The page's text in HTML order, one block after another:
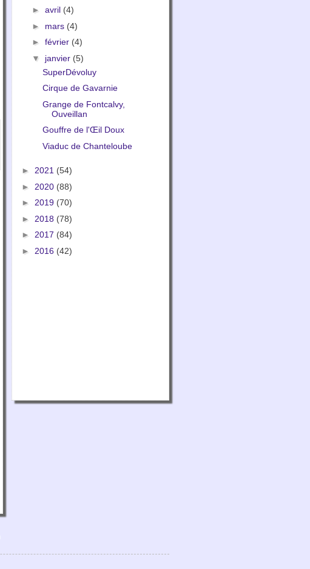
► avril (4)
► mars (4)
► février (4)
▼ janvier (5)
SuperDévoluy
Cirque de Gavarnie
Grange de Fontcalvy,
Ouveillan
Gouffre de l'Œil Doux
Viaduc de Chanteloube
► 2021 (54)
► 2020 (88)
► 2019 (70)
► 2018 (78)
► 2017 (84)
► 2016 (42)